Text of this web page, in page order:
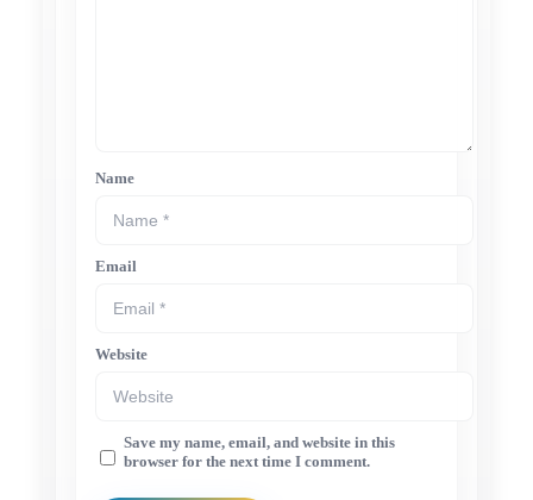
Name
Email
Website
Save my name, email, and website in this
browser for the next time I comment.